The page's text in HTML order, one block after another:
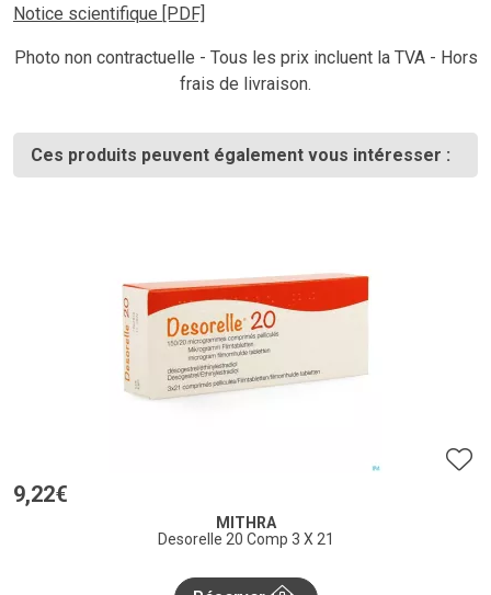
Notice scientifique [PDF]
Photo non contractuelle - Tous les prix incluent la TVA - Hors
frais de livraison.
Ces produits peuvent également vous intéresser :
9,22€
MITHRA
Desorelle 20 Comp 3 X 21